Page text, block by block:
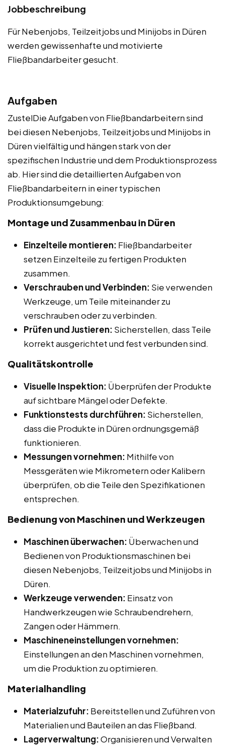
Jobbeschreibung
Für Nebenjobs, Teilzeitjobs und Minijobs in Düren
werden gewissenhafte und motivierte
Fließbandarbeiter gesucht.
Aufgaben
ZustelDie Aufgaben von Fließbandarbeitern sind
bei diesen Nebenjobs, Teilzeitjobs und Minijobs in
Düren vielfältig und hängen stark von der
spezifischen Industrie und dem Produktionsprozess
ab. Hier sind die detaillierten Aufgaben von
Fließbandarbeitern in einer typischen
Produktionsumgebung:
Montage und Zusammenbau in Düren
Einzelteile montieren: Fließbandarbeiter
setzen Einzelteile zu fertigen Produkten
zusammen.
Verschrauben und Verbinden: Sie verwenden
Werkzeuge, um Teile miteinander zu
verschrauben oder zu verbinden.
Prüfen und Justieren: Sicherstellen, dass Teile
korrekt ausgerichtet und fest verbunden sind.
Qualitätskontrolle
Visuelle Inspektion: Überprüfen der Produkte
auf sichtbare Mängel oder Defekte.
Funktionstests durchführen: Sicherstellen,
dass die Produkte in Düren ordnungsgemäß
funktionieren.
Messungen vornehmen: Mithilfe von
Messgeräten wie Mikrometern oder Kalibern
überprüfen, ob die Teile den Spezifikationen
entsprechen.
Bedienung von Maschinen und Werkzeugen
Maschinen überwachen: Überwachen und
Bedienen von Produktionsmaschinen bei
diesen Nebenjobs, Teilzeitjobs und Minijobs in
Düren.
Werkzeuge verwenden: Einsatz von
Handwerkzeugen wie Schraubendrehern,
Zangen oder Hämmern.
Maschineneinstellungen vornehmen:
Einstellungen an den Maschinen vornehmen,
um die Produktion zu optimieren.
Materialhandling
Materialzufuhr: Bereitstellen und Zuführen von
Materialien und Bauteilen an das Fließband.
Lagerverwaltung:Organisieren und Verwalten